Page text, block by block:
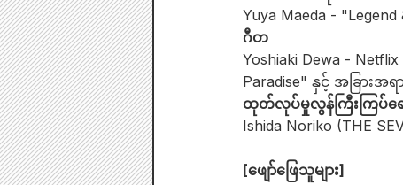
Yuya Maeda -
ဂီတ
Yoshiaki Dewa -
Paradise" နှင့် အခြားအရာ
ထုတ်လုပ်မှုလွန်ကြီးကြပ်ရေ
Ishida Noriko (THE
[ဖျော်ဖြေသူများ]